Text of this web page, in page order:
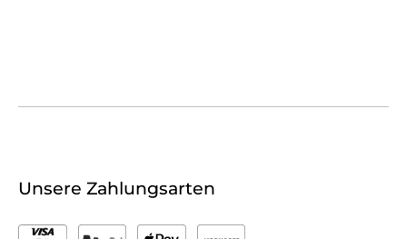
Unsere Zahlungsarten